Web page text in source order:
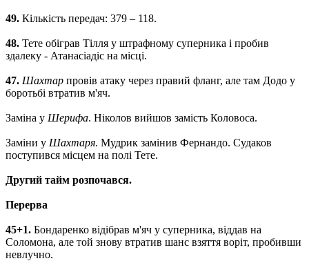
49. Кількість передач: 379 – 118.
48. Тете обіграв Тілля у штрафному суперника і пробив
здалеку - Атанасіадіс на місці.
47. Шахтар провів атаку через правий фланг, але там Додо у
боротьбі втратив м'яч.
Заміна у Шерифа. Ніколов вийшов замість Коловоса.
Заміни у Шахтаря. Мудрик замінив Фернандо. Судаков
поступився місцем на полі Тете.
Другий тайм розпочався.
Перерва
45+1. Бондаренко відібрав м'яч у суперника, віддав на
Соломона, але той знову втратив шанс взяття воріт, пробивши
невлучно.